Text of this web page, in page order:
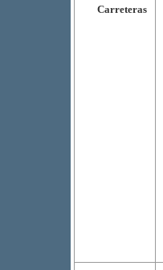
Carreteras